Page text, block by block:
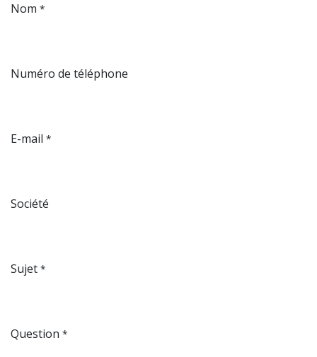
Nom *
Numéro de téléphone
E-mail *
Société
Sujet *
Question *